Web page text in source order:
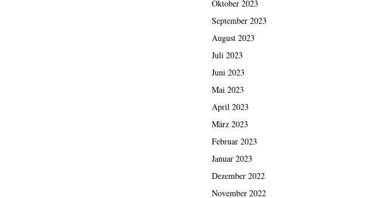
Oktober 2023
September 2023
August 2023
Juli 2023
Juni 2023
Mai 2023
April 2023
März 2023
Februar 2023
Januar 2023
Dezember 2022
November 2022